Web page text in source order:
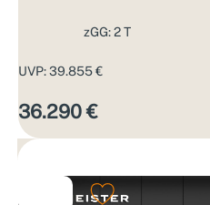
zGG: 2 T
UVP: 39.855 €
36.290 €